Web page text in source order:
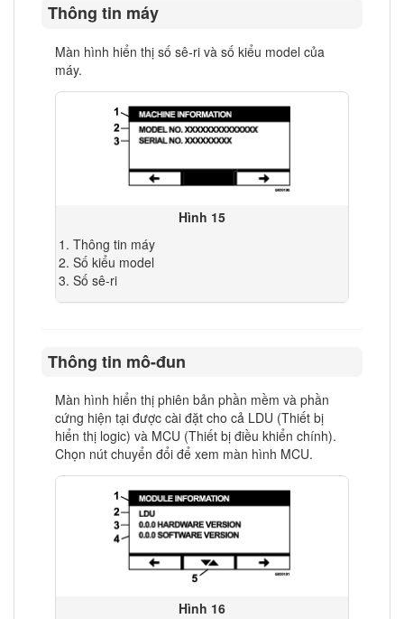
Thông tin máy
Màn hình hiển thị số sê-ri và số kiểu model của
máy.
Hình 15
Thông tin máy
Số kiểu model
Số sê-ri
Thông tin mô-đun
Màn hình hiển thị phiên bản phần mềm và phần
cứng hiện tại được cài đặt cho cả LDU (Thiết bị
hiển thị logic) và MCU (Thiết bị điều khiển chính).
Chọn nút chuyển đổi để xem màn hình MCU.
Hình 16